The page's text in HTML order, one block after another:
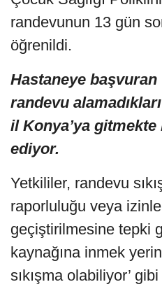
randevunun 13 gün
öğrenildi.
Hastaneye başvuran
randevu
il Konya’ya gitmekte
ediyor.
Yetkililer, randevu
raporluluğu veya
geçiştirilmesine tepki
kaynağına inmek
sıkışma olabiliyor’